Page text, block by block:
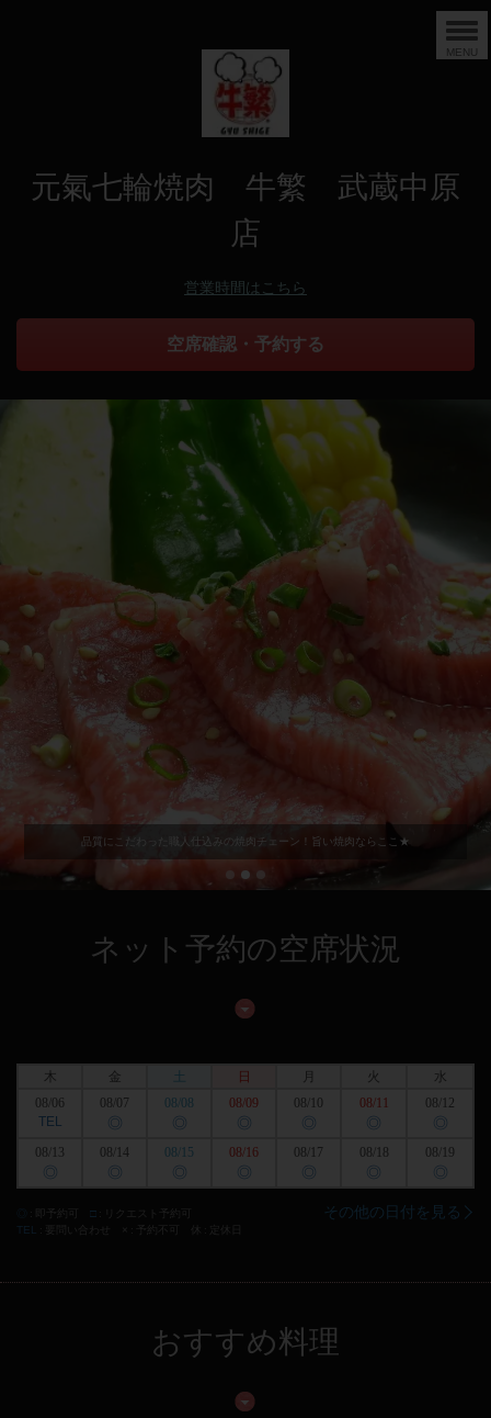
MENU
元氣七輪焼肉 牛繁 武蔵中原
店
営業時間はこちら
空席確認・予約する
品質にこだわった職人仕込みの焼肉チェーン！旨い焼肉ならここ★
ネット予約の空席状況
木 金 土 日 火
水
08/06
TEL
08/07
◎
08/08
◎
08/09
◎ ◎
08/11
◎
08/12
◎
08/13
◎
08/14
◎
08/15
◎
08/16
◎
08/17
◎ ◎
08/19
◎
□
TEL
要問い合わせ 休 定休日
その他の日付を見る
おすすめ料理